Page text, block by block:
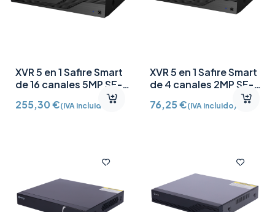
XVR 5 en 1 Safire Smart
de 16 canales 5MP SF-
255,30€(IVA incluido)
XVR 5 en 1 Safire Smart
de 4 canales 2MP SF-
76,25€(IVA incluido)